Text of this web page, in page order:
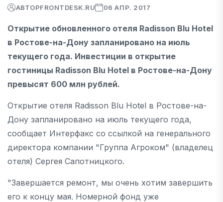
АВТОРFRONTDESK.RU 06 АПР. 2017
Открытие обновленного отеля Radisson Blu Hotel
в Ростове-на-Дону запланировано на июль
текущего года. Инвестиции в открытие
гостиницы Radisson Blu Hotel в Ростове-на-Дону
превысят 600 млн рублей.
Открытие отеля Radisson Blu Hotel в Ростове-на-
Дону запланировано на июль текущего года,
сообщает Интерфакс со ссылкой на генерального
директора компании "Группа Агроком" (владелец
отеля) Сергея Сапотницкого.
"Завершается ремонт, мы очень хотим завершить
его к концу мая. Номерной фонд уже